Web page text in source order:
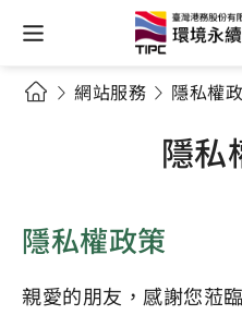
網站服務 隱私權
隱私
隱私權政策
親愛的朋友，感謝您蒞